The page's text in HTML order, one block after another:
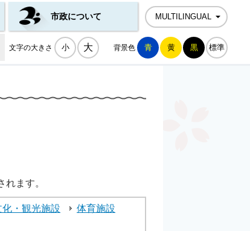
市政について MULTILINGUAL
文字の大きさ 小 大 背景色 青 黄 黒 標準
ます。
・観光施設
体育施設